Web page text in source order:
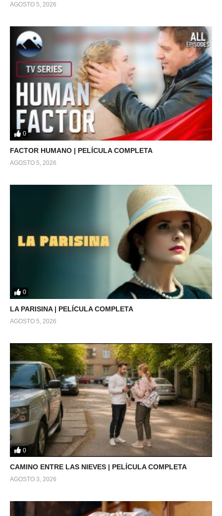
AGOSTO 5, 2026
0
FACTOR HUMANO | PELÍCULA COMPLETA
AGOSTO 5, 2026
0
LA PARISINA | PELÍCULA COMPLETA
AGOSTO 5, 2026
0
CAMINO ENTRE LAS NIEVES | PELÍCULA COMPLETA
AGOSTO 3, 2026